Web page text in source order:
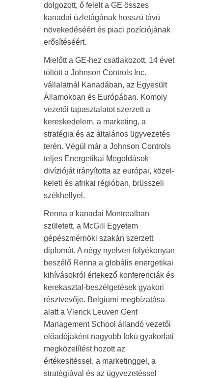
dolgozott, ő felelt a GE összes
kanadai üzletágának hosszú távú
növekedéséért és piaci pozíciójának
erősítéséért.
Mielőtt a GE-hez csatlakozott, 14 évet
töltött a Johnson Controls Inc.
vállalatnál Kanadában, az Egyesült
Államokban és Európában. Komoly
vezetői tapasztalatot szerzett a
kereskedelem, a marketing, a
stratégia és az általános ügyvezetés
terén. Végül már a Johnson Controls
teljes Energetikai Megoldások
divízióját irányította az európai, közel-
keleti és afrikai régióban, brüsszeli
székhellyel.
Renna a kanadai Montrealban
született, a McGill Egyetem
gépészmérnöki szakán szerzett
diplomát. A négy nyelven folyékonyan
beszélő Renna a globális energetikai
kihívásokról értekező konferenciák és
kerekasztal-beszélgetések gyakori
résztvevője. Belgiumi megbízatása
alatt a Vlerick Leuven Gent
Management School állandó vezetői
előadójaként nagyobb fokú gyakorlati
megközelítést hozott az
értékesítéssel, a marketinggel, a
stratégiával és az ügyvezetéssel